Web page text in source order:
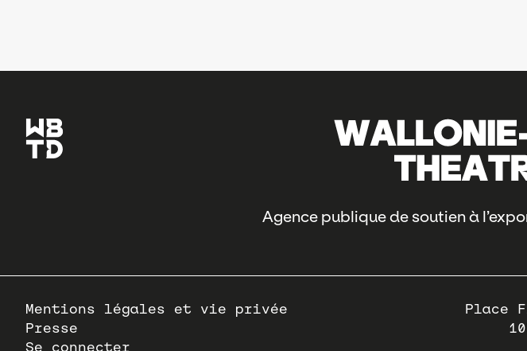
Agence publique de soutien à
Pied
de
page
Mentions légales et vie privée
Presse
Se connecter
Place